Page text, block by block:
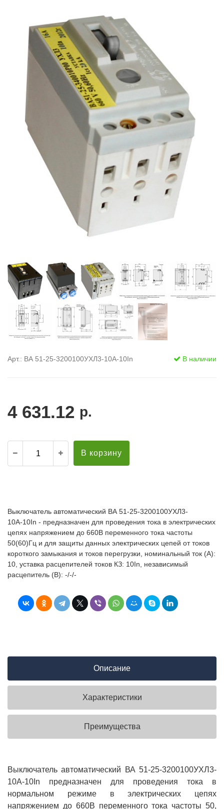
диэлектрические
Стремянки с
Стремянки с
опорой
Ширмы
РЗА (шторы)
Штендеры
Щиты
диэлектрические
Арт.: ВА 51-25-3200100УХЛ3-10А-10In В наличии
4 631.12 р.
В корзину
Выключатель автоматический ВА 51-25-3200100УХЛ3-
10А-10In - предназначен для проведения тока в электрических
цепях напряжением до 660В переменного тока частоты
50(60)Гц и для защиты данных электрических цепей от токов
короткого замыкания и токов перегрузки, номинальный ток (А):
10, уставка расцепителей токов КЗ: 10In, независимый
расцепитель (В): -/-/-
Описание
Характеристики
Преимущества
Выключатель автоматический ВА 51-25-3200100УХЛ3-
10А-10In предназначен для проведения тока в
нормальном режиме в электрических цепях
напряжением до 660В переменного тока частоты 50,